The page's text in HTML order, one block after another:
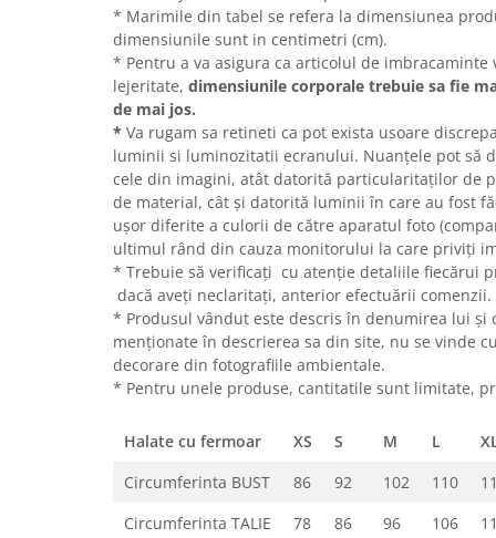
* Marimile din tabel se refera la dimensiunea
dimensiunile sunt in centimetri (cm).
* Pentru a va asigura ca articolul de imbracaminte
lejeritate, dimensiunile corporale trebuie sa fie
de mai jos.
* Va rugam sa retineti ca pot exista usoare
luminii si luminozitatii ecranului. Nuanțele pot să
cele din imagini, atât datorită particularitaților de
de material, cât și datorită luminii în care au fost
ușor diferite a culorii de către aparatul foto
ultimul rând din cauza monitorului la care priviți
* Trebuie să verificați cu atenție detaliile fiecărui
dacă aveți neclaritați, anterior efectuării comenzii.
* Produsul vândut este descris în denumirea lui și
menționate în descrierea sa din site, nu se vinde
decorare din fotografiile ambientale.
* Pentru unele produse, cantitatile sunt limitate,
Halate cu fermoar XS S M L
Circumferinta BUST
86 92 102 110
Circumferinta TALIE
78 86 96 106